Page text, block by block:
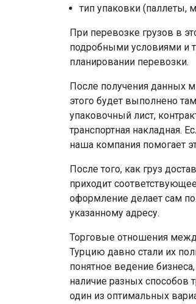
тип упаковки (паллеты,
При перевозке грузов в
подробными условиями и
планировании перевозки.
После получения данных
этого будет выполнено
упаковочный лист,
транспортная накладная.
наша компания помогает
После того, как груз
приходит
оформление делает сам
указанному адресу.
Торговые отношения
Турцию давно стали их
понятное ведение
наличие разных способов
один из оптимальных